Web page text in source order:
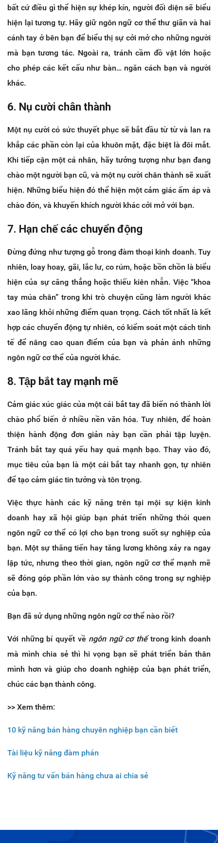
bất cứ điều gì thể hiện sự khép kín, người đối diện sẽ biểu
hiện lại tương tự. Hãy giữ ngôn ngữ cơ thể thư giãn và hai
cánh tay ở bên bạn để biểu thị sự cởi mở cho những người
mà bạn tương tác. Ngoài ra, tránh cầm đồ vật lớn hoặc
cho phép các kết cấu như bàn… ngăn cách bạn và người
khác.
6. Nụ cười chân thành
Một nụ cười có sức thuyết phục sẽ bắt đầu từ từ và lan ra
khắp các phần còn lại của khuôn mặt, đặc biệt là đôi mắt.
Khi tiếp cận một cá nhân, hãy tưởng tượng như bạn đang
chào một người bạn cũ, và một nụ cười chân thành sẽ xuất
hiện. Những biểu hiện đó thể hiện một cảm giác ấm áp và
chào đón, và khuyến khích người khác cởi mở với bạn.
7. Hạn chế các chuyển động
Đừng đứng như tượng gỗ trong đàm thoại kinh doanh. Tuy
nhiên, loay hoay, gãi, lắc lư, co rúm, hoặc bồn chồn là biểu
hiện của sự căng thẳng hoặc thiếu kiên nhẫn. Việc “khoa
tay múa chân” trong khi trò chuyện cũng làm người khác
xao lãng khỏi những điểm quan trọng. Cách tốt nhất là kết
hợp các chuyển động tự nhiên, có kiểm soát một cách tinh
tế để nâng cao quan điểm của bạn và phản ánh những
ngôn ngữ cơ thể của người khác.
8. Tập bắt tay mạnh mẽ
Cảm giác xúc giác của một cái bắt tay đã biến nó thành lời
chào phổ biến ở nhiều nền văn hóa. Tuy nhiên, để hoàn
thiện hành động đơn giản này bạn cần phải tập luyện.
Tránh bắt tay quá yếu hay quá mạnh bạo. Thay vào đó,
mục tiêu của bạn là một cái bắt tay nhanh gọn, tự nhiên
để tạo cảm giác tin tưởng và tôn trọng.
Việc thực hành các kỹ năng trên tại mội sự kiện kinh
doanh hay xã hội giúp bạn phát triển những thói quen
ngôn ngữ cơ thể có lợi cho bạn trong suốt sự nghiệp của
bạn. Một sự thăng tiến hay tăng lương không xảy ra ngay
lập tức, nhưng theo thời gian, ngôn ngữ cơ thể mạnh mẽ
sẽ đóng góp phần lớn vào sự thành công trong sự nghiệp
của bạn.
Bạn đã sử dụng những ngôn ngữ cơ thể nào rồi?
Với những bí quyết về ngôn ngữ cơ thểtrong kinh doanh
mà mình chia sẻ thì hi vọng bạn sẽ phát triển bản thân
mình hơn và giúp cho doanh nghiệp của bạn phát triển,
chúc các bạn thành công.
>> Xem thêm:
10 kỹ năng bán hàng chuyên nghiệp bạn cần biết
Tài liệu kỹ năng đàm phán
Kỹ năng tư vấn bán hàng chưa ai chia sẻ